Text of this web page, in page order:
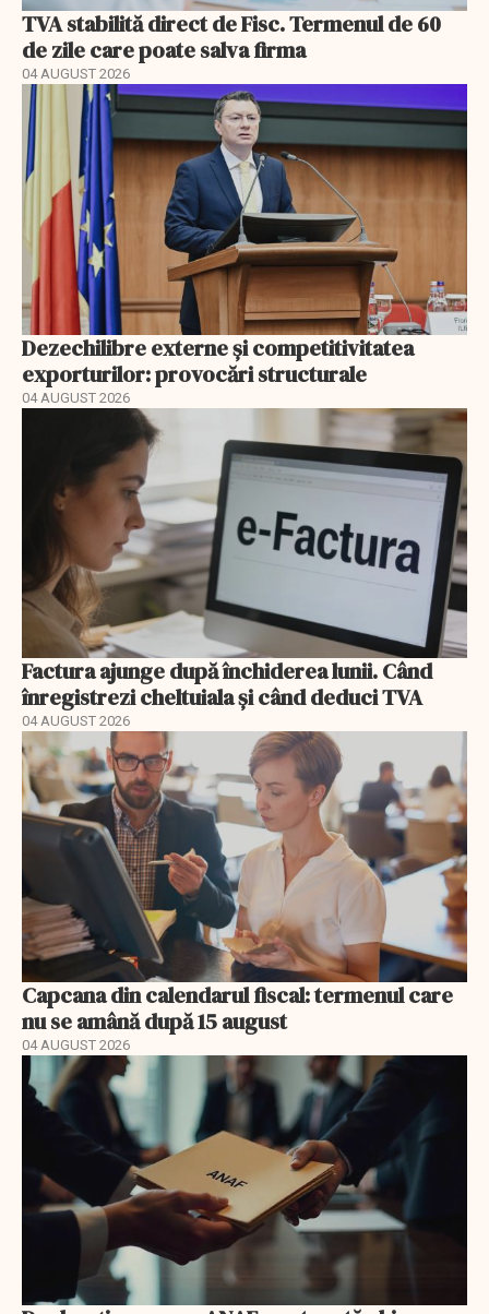
TVA stabilită direct de Fisc. Termenul de 60
de zile care poate salva firma
04 AUGUST 2026
Dezechilibre externe și competitivitatea
exporturilor: provocări structurale
04 AUGUST 2026
Factura ajunge după închiderea lunii. Când
înregistrezi cheltuiala și când deduci TVA
04 AUGUST 2026
Capcana din calendarul fiscal: termenul care
nu se amână după 15 august
04 AUGUST 2026